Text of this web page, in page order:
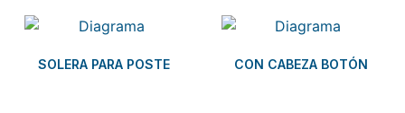
SOLERA PARA POSTE CON CABEZA BOTÓN